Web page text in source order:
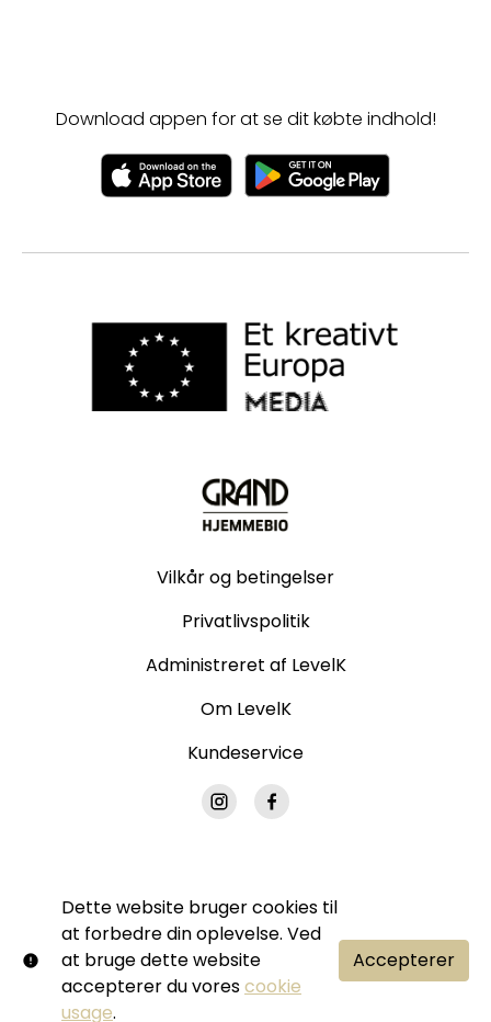
Dette website bruger cookies til
at forbedre din oplevelse. Ved
at bruge dette website
accepterer du vorescookie
usage.
Accepterer
Download appen for at se dit købte indhold!
Vilkår og betingelser
Privatlivspolitik
Administreret af LevelK
Om LevelK
Kundeservice
© Grand Hjemmebio. Alle rettigheder forbeholdes.
Ingen del af denne side må gengives uden vores
skriftlige tilladelse.
Shift72